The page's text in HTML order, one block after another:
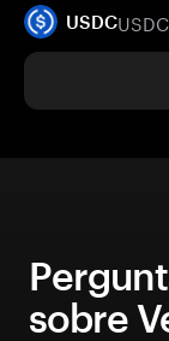
USDCUSDC
sobre